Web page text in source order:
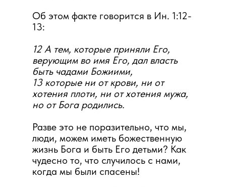
Об этом факте говорится в Ин. 1:12-
13:
12 А тем, которые приняли Его,
верующим во имя Его, дал власть
быть чадами Божиими,
13 которые ни от крови, ни от
хотения плоти, ни от хотения мужа,
но от Бога родились.
Разве это не поразительно, что мы,
люди, можем иметь божественную
жизнь Бога и быть Его детьми? Как
чудесно то, что случилось с нами,
когда мы были спасены!